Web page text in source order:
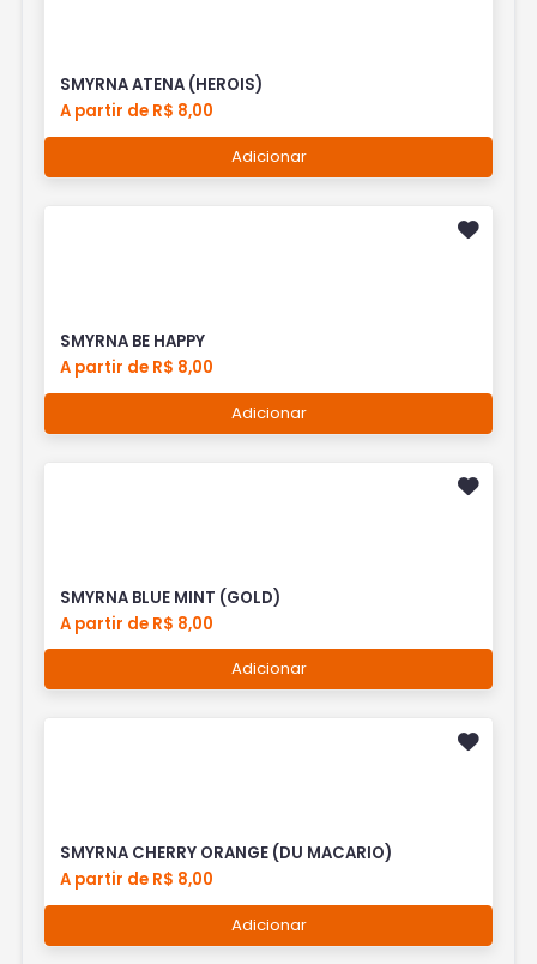
SMYRNA ATENA (HEROIS)
A partir de R$ 8,00
Adicionar
SMYRNA BE HAPPY
A partir de R$ 8,00
Adicionar
SMYRNA BLUE MINT (GOLD)
A partir de R$ 8,00
Adicionar
SMYRNA CHERRY ORANGE (DU MACARIO)
A partir de R$ 8,00
Adicionar